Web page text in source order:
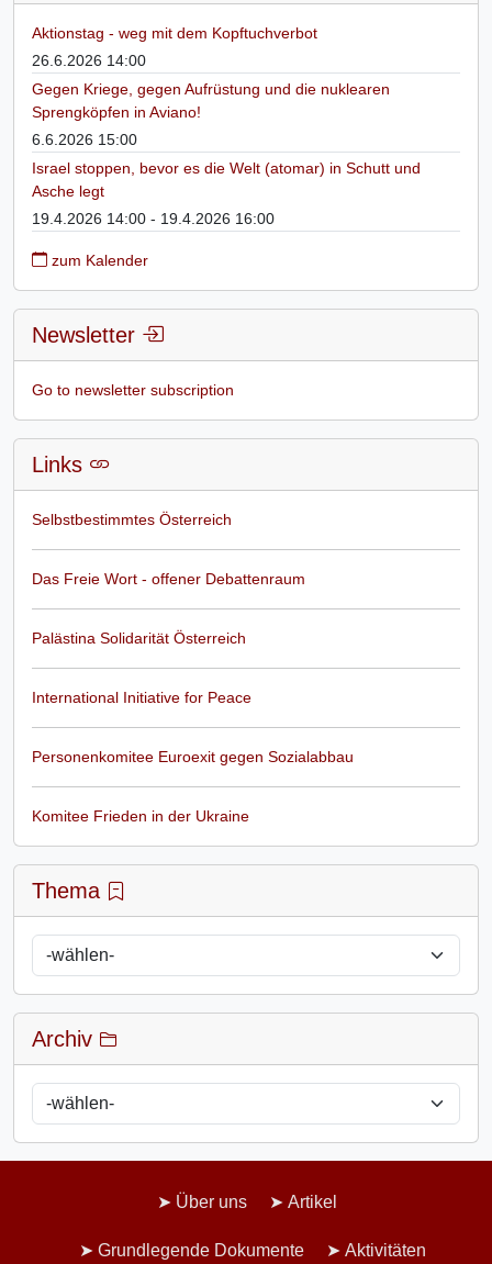
Aktionstag - weg mit dem Kopftuchverbot
26.6.2026 14:00
Gegen Kriege, gegen Aufrüstung und die nuklearen
Sprengköpfen in Aviano!
6.6.2026 15:00
Israel stoppen, bevor es die Welt (atomar) in Schutt und
Asche legt
19.4.2026 14:00 - 19.4.2026 16:00
zum Kalender
Newsletter
Go to newsletter subscription
Links
Selbstbestimmtes Österreich
Das Freie Wort - offener Debattenraum
Palästina Solidarität Österreich
International Initiative for Peace
Personenkomitee Euroexit gegen Sozialabbau
Komitee Frieden in der Ukraine
Thema
Archiv
Über uns Artikel
Grundlegende Dokumente Aktivitäten